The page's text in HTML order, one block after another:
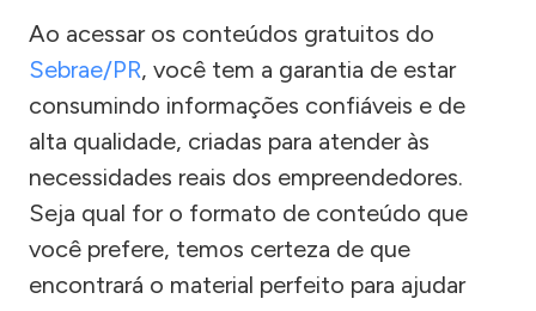
Ao acessar os conteúdos gratuitos do
Sebrae/PR, você tem a garantia de estar
consumindo informações confiáveis e de
alta qualidade, criadas para atender às
necessidades reais dos empreendedores.
Seja qual for o formato de conteúdo que
você prefere, temos certeza de que
encontrará o material perfeito para ajudar